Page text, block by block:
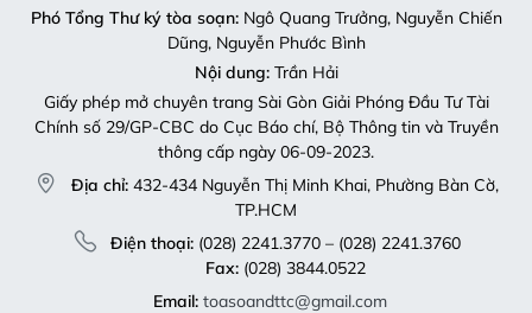
Phó Tổng Thư ký tòa soạn:Ngô Quang Trưởng, Nguyễn Chiến
Dũng, Nguyễn Phước Bình
Nội dung:Trần Hải
Giấy phép mở chuyên trang Sài Gòn Giải Phóng Đầu Tư Tài
Chính số 29/GP-CBC do Cục Báo chí, Bộ Thông tin và Truyền
thông cấp ngày 06-09-2023.
Địa chỉ: 432-434 Nguyễn Thị Minh Khai, Phường Bàn Cờ,
TP.HCM
Điện thoại:(028) 2241.3770 – (028) 2241.3760
Fax:(028) 3844.0522
Email: toasoandttc@gmail.com